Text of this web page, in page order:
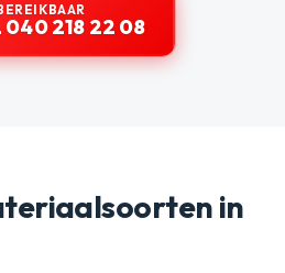
040 218 22 08
in